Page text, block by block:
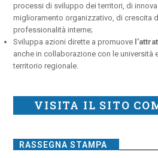
processi di sviluppo dei territori, di
miglioramento organizzativo, di crescita
professionalità interne;
Sviluppa azioni dirette a promuove
anche in collaborazione con le università
territorio regionale.
VISITA IL SITO
RASSEGNA STAMPA